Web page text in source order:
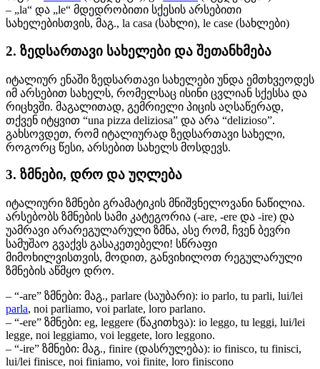
– „la“ და „le“ მდედრობითი სქესის არსებითი
სახელებისთვის, მაგ., la casa (სახლი), le case (სახლები)
2. ზედსართავი სახელები და შეთანხმება
იტალიურ ენაში ზედსართავი სახელები უნდა ემთხვეოდეს
იმ არსებით სახელს, რომელსაც ისინი ცვლიან სქესსა და
რიცხვში. მაგალითად, გემრიელი პიცის აღსაწერად,
თქვენ იტყვით “una pizza deliziosa” და არა “delizioso”.
გახსოვდეთ, რომ იტალიურად ზედსართავი სახელი,
როგორც წესი, არსებით სახელს მოსდევს.
3. ზმნები, დრო და უღლება
იტალიური ზმნები გრამატიკის მნიშვნელოვანი ნაწილია.
არსებობს ზმნების სამი კატეგორია (-are, -ere და -ire) და
უამრავი არარეგულარული ზმნა, ასე რომ, ჩვენ ბევრი
სამუშაო გვაქვს გასაკეთებელი! სწრაფი
მიმოხილვისთვის, მოდით, განვიხილოთ რეგულარული
ზმნების აწმყო დრო.
– “-are” ზმნები: მაგ., parlare (საუბარი): io parlo, tu parli, lui/lei
parla, noi parliamo, voi parlate, loro parlano.
– “-ere” ზმნები: eg, leggere (წაკითხვა): io leggo, tu leggi, lui/lei
legge, noi leggiamo, voi leggete, loro leggono.
– “-ire” ზმნები: მაგ., finire (დასრულება): io finisco, tu finisci,
lui/lei finisce, noi finiamo, voi finite, loro finiscono